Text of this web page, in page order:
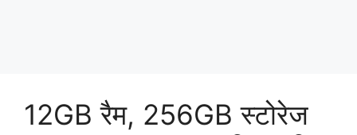
12GB रैम, 256GB स्टोरेज